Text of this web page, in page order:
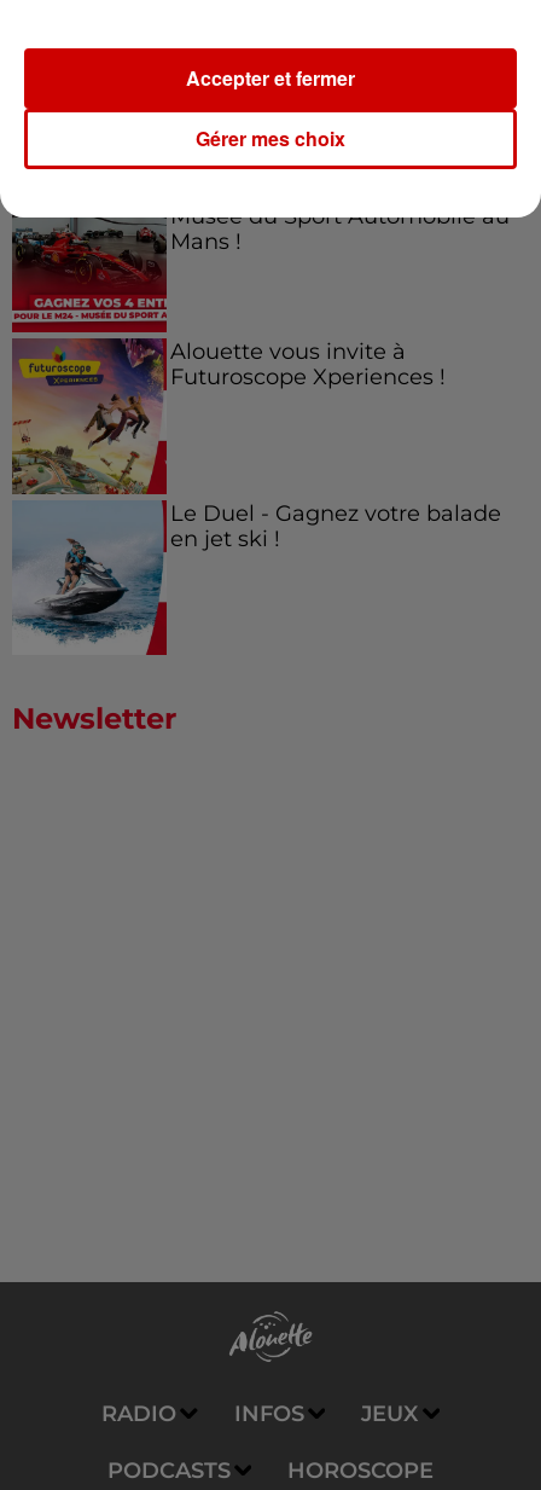
Festival du Roi Arthur 2026 !
Musée du Sport Automobile au
Mans !
Alouette vous invite à
Futuroscope Xperiences !
Le Duel - Gagnez votre balade
en jet ski !
Newsletter
RADIO INFOS JEUX
PODCASTS HOROSCOPE
Gérer mes choix
Accepter et fermer